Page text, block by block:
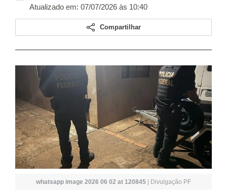
Atualizado em: 07/07/2026 às 10:40
Compartilhar
whatsapp image 2026 06 02 at 120845 | Divulgação PF